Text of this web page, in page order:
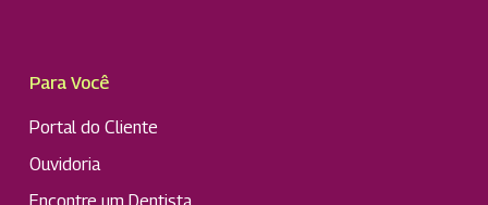
Para Você
Portal do Cliente
Ouvidoria